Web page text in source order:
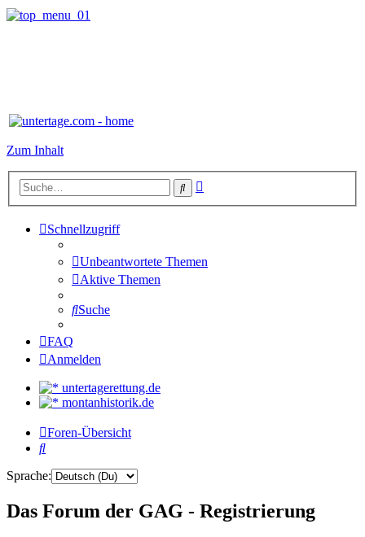
Zum Inhalt
Suche
Schnellzugriff
Unbeantwortete Themen
Aktive Themen
Suche
FAQ
Anmelden
untertagerettung.de
montanhistorik.de
Foren-Übersicht
Suche
Sprache:
Das Forum der GAG - Registrierung